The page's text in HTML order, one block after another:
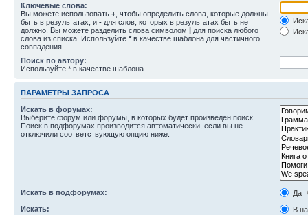
Ключевые слова:
Вы можете использовать + , чтобы определить слова, которые должны
быть в результатах, и - для слов, которых в результатах быть не
должно. Вы можете разделить слова символом | для поиска любого
слова из списка. Используйте * в качестве шаблона для частичного
совпадения.
Поиск по автору:
Используйте * в качестве шаблона.
ПАРАМЕТРЫ ЗАПРОСА
Искать в форумах:
Выберите форум или форумы, в которых будет произведён поиск.
Поиск в подфорумах производится автоматически, если вы не
отключили соответствующую опцию ниже.
Искать в подфорумах:
Да
Искать:
В